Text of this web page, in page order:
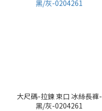
大尺碼-拉鍊 束口 冰絲長褲-
黑/灰-0204261